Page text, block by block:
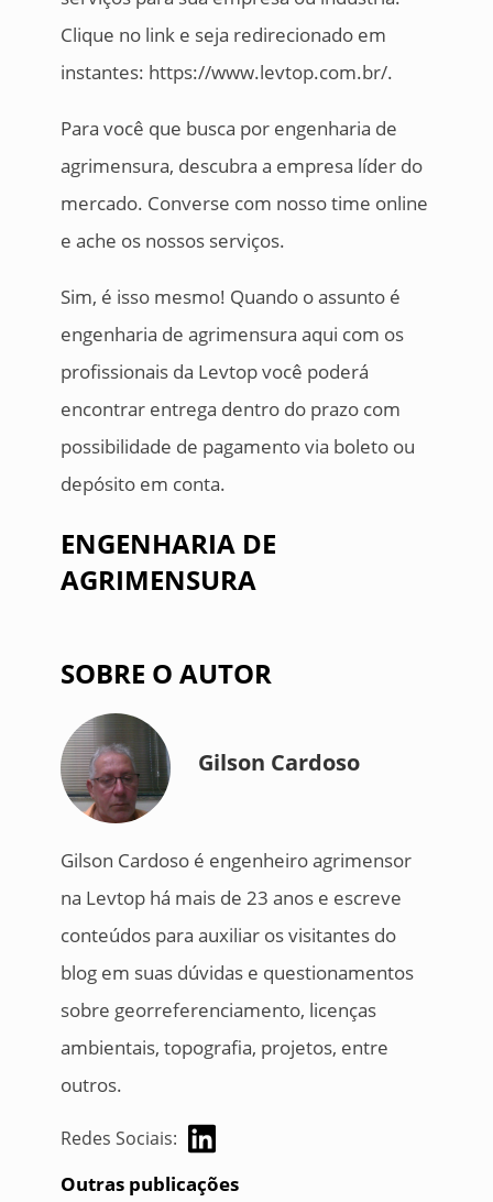
Clique no link e seja redirecionado em
instantes: https://www.levtop.com.br/.
Para você que busca por engenharia de
agrimensura, descubra a empresa líder do
mercado. Converse com nosso time online
e ache os nossos serviços.
Sim, é isso mesmo! Quando o assunto é
engenharia de agrimensura aqui com os
profissionais da Levtop você poderá
encontrar entrega dentro do prazo com
possibilidade de pagamento via boleto ou
depósito em conta.
ENGENHARIA DE
AGRIMENSURA
SOBRE O AUTOR
Gilson Cardoso
Gilson Cardoso é engenheiro agrimensor
na Levtop há mais de 23 anos e escreve
conteúdos para auxiliar os visitantes do
blog em suas dúvidas e questionamentos
sobre georreferenciamento, licenças
ambientais, topografia, projetos, entre
outros.
Redes Sociais:
Outras publicações